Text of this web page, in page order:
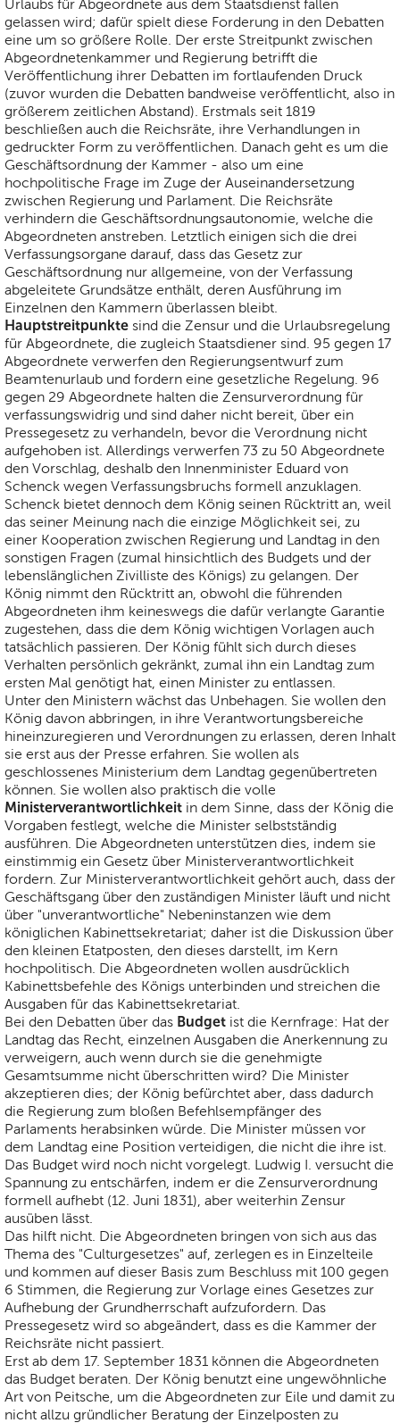
Urlaubs für Abgeordnete aus dem Staatsdienst fallen
gelassen wird; dafür spielt diese Forderung in den Debatten
eine um so größere Rolle. Der erste Streitpunkt zwischen
Abgeordnetenkammer und Regierung betrifft die
Veröffentlichung ihrer Debatten im fortlaufenden Druck
(zuvor wurden die Debatten bandweise veröffentlicht, also in
größerem zeitlichen Abstand). Erstmals seit 1819
beschließen auch die Reichsräte, ihre Verhandlungen in
gedruckter Form zu veröffentlichen. Danach geht es um die
Geschäftsordnung der Kammer - also um eine
hochpolitische Frage im Zuge der Auseinandersetzung
zwischen Regierung und Parlament. Die Reichsräte
verhindern die Geschäftsordnungsautonomie, welche die
Abgeordneten anstreben. Letztlich einigen sich die drei
Verfassungsorgane darauf, dass das Gesetz zur
Geschäftsordnung nur allgemeine, von der Verfassung
abgeleitete Grundsätze enthält, deren Ausführung im
Einzelnen den Kammern überlassen bleibt.
Hauptstreitpunkte sind die Zensur und die Urlaubsregelung
für Abgeordnete, die zugleich Staatsdiener sind. 95 gegen 17
Abgeordnete verwerfen den Regierungsentwurf zum
Beamtenurlaub und fordern eine gesetzliche Regelung. 96
gegen 29 Abgeordnete halten die Zensurverordnung für
verfassungswidrig und sind daher nicht bereit, über ein
Pressegesetz zu verhandeln, bevor die Verordnung nicht
aufgehoben ist. Allerdings verwerfen 73 zu 50 Abgeordnete
den Vorschlag, deshalb den Innenminister Eduard von
Schenck wegen Verfassungsbruchs formell anzuklagen.
Schenck bietet dennoch dem König seinen Rücktritt an, weil
das seiner Meinung nach die einzige Möglichkeit sei, zu
einer Kooperation zwischen Regierung und Landtag in den
sonstigen Fragen (zumal hinsichtlich des Budgets und der
lebenslänglichen Zivilliste des Königs) zu gelangen. Der
König nimmt den Rücktritt an, obwohl die führenden
Abgeordneten ihm keineswegs die dafür verlangte Garantie
zugestehen, dass die dem König wichtigen Vorlagen auch
tatsächlich passieren. Der König fühlt sich durch dieses
Verhalten persönlich gekränkt, zumal ihn ein Landtag zum
ersten Mal genötigt hat, einen Minister zu entlassen.
Unter den Ministern wächst das Unbehagen. Sie wollen den
König davon abbringen, in ihre Verantwortungsbereiche
hineinzuregieren und Verordnungen zu erlassen, deren Inhalt
sie erst aus der Presse erfahren. Sie wollen als
geschlossenes Ministerium dem Landtag gegenübertreten
können. Sie wollen also praktisch die volle
Ministerverantwortlichkeit in dem Sinne, dass der König die
Vorgaben festlegt, welche die Minister selbstständig
ausführen. Die Abgeordneten unterstützen dies, indem sie
einstimmig ein Gesetz über Ministerverantwortlichkeit
fordern. Zur Ministerverantwortlichkeit gehört auch, dass der
Geschäftsgang über den zuständigen Minister läuft und nicht
über "unverantwortliche" Nebeninstanzen wie dem
königlichen Kabinettsekretariat; daher ist die Diskussion über
den kleinen Etatposten, den dieses darstellt, im Kern
hochpolitisch. Die Abgeordneten wollen ausdrücklich
Kabinettsbefehle des Königs unterbinden und streichen die
Ausgaben für das Kabinettsekretariat.
Bei den Debatten über das Budget ist die Kernfrage: Hat der
Landtag das Recht, einzelnen Ausgaben die Anerkennung zu
verweigern, auch wenn durch sie die genehmigte
Gesamtsumme nicht überschritten wird? Die Minister
akzeptieren dies; der König befürchtet aber, dass dadurch
die Regierung zum bloßen Befehlsempfänger des
Parlaments herabsinken würde. Die Minister müssen vor
dem Landtag eine Position verteidigen, die nicht die ihre ist.
Das Budget wird noch nicht vorgelegt. Ludwig I. versucht die
Spannung zu entschärfen, indem er die Zensurverordnung
formell aufhebt (12. Juni 1831), aber weiterhin Zensur
ausüben lässt.
Das hilft nicht. Die Abgeordneten bringen von sich aus das
Thema des "Culturgesetzes" auf, zerlegen es in Einzelteile
und kommen auf dieser Basis zum Beschluss mit 100 gegen
6 Stimmen, die Regierung zur Vorlage eines Gesetzes zur
Aufhebung der Grundherrschaft aufzufordern. Das
Pressegesetz wird so abgeändert, dass es die Kammer der
Reichsräte nicht passiert.
Erst ab dem 17. September 1831 können die Abgeordneten
das Budget beraten. Der König benutzt eine ungewöhnliche
Art von Peitsche, um die Abgeordneten zur Eile und damit zu
nicht allzu gründlicher Beratung der Einzelposten zu